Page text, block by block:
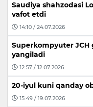
Saudiya shahzodasi
vafot etdi
14:10 / 24.07.2026
Superkompyuter
yangiladi
12:57 / 12.07.2026
20-iyul kuni qanday
15:49 / 19.07.2026